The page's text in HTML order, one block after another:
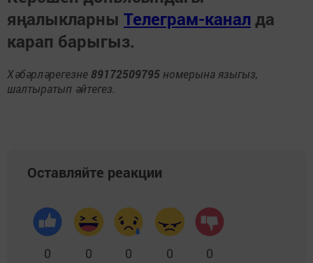
яңалыкларны Телеграм-канал да
карап барыгыз.
Хәбәрләрегезне 89172509795 номерына языгыз,
шалтыратып әйтегез.
Оставляйте реакции
0 0 0 0 0